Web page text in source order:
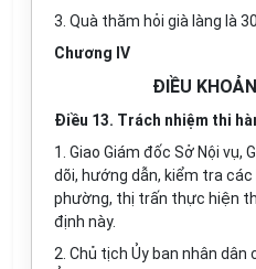
3. Quà thăm hỏi già làng là
Chương IV
ĐIỀU
Điều 13. Trách nhiệm thi
1. Giao Giám đốc Sở Nội vụ,
dõi, hướng dẫn, kiểm tra
phường, thị trấn thực hiện
định này.
2. Chủ tịch Ủy ban nhân